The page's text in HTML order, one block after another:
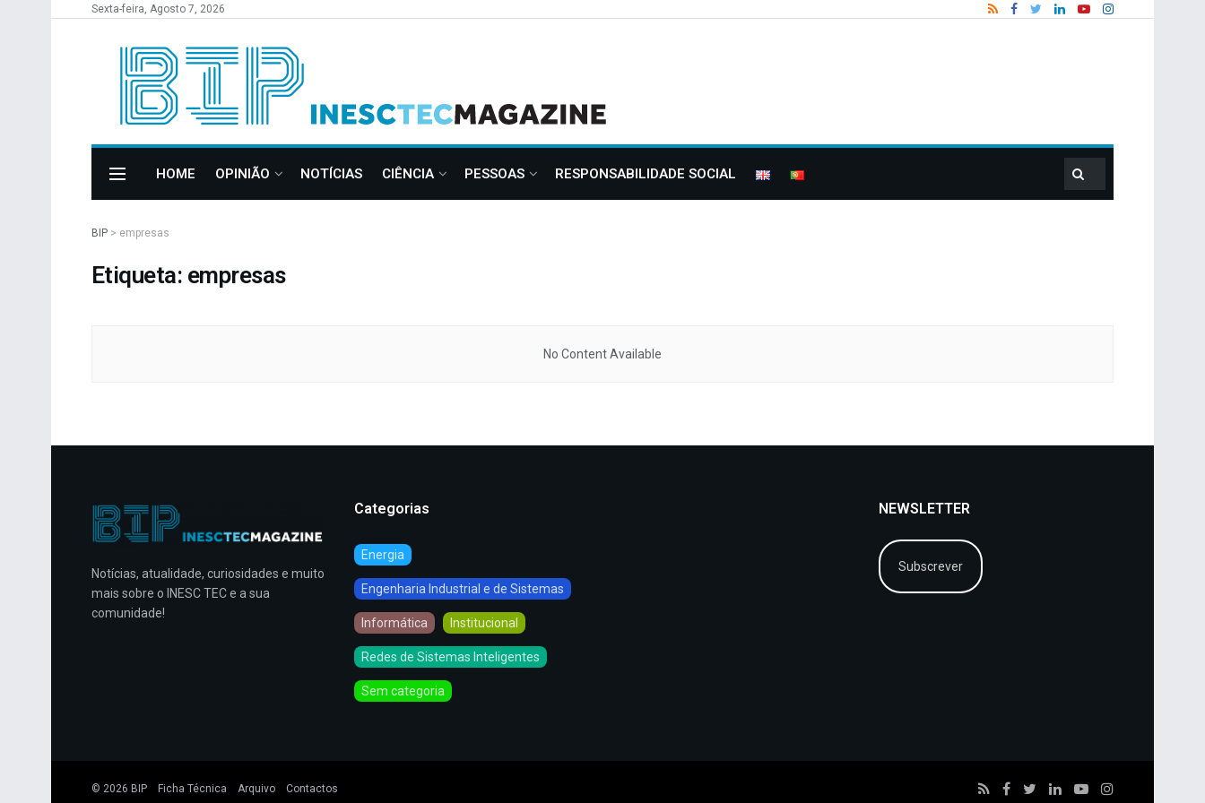
Sexta-feira, Agosto 7, 2026
HOME OPINIÃO NOTÍCIAS CIÊNCIA PESSOAS RESPONSABILIDADE SOCIAL
BIP > empresas
Etiqueta: empresas
No Content Available
Notícias, atualidade, curiosidades e muito
mais sobre o INESC TEC e a sua
comunidade!
Categorias
Energia
Engenharia Industrial e de Sistemas
Informática Institucional
Redes de Sistemas Inteligentes
Sem categoria
NEWSLETTER
Subscrever
© 2026 BIP Ficha Técnica Arquivo Contactos